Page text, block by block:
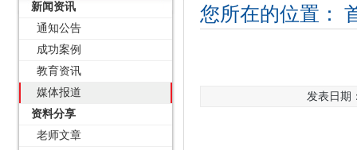
新闻资讯
通知公告
成功案例
教育资讯
媒体报道
资料分享
老师文章
您所在的位置：
发表日期